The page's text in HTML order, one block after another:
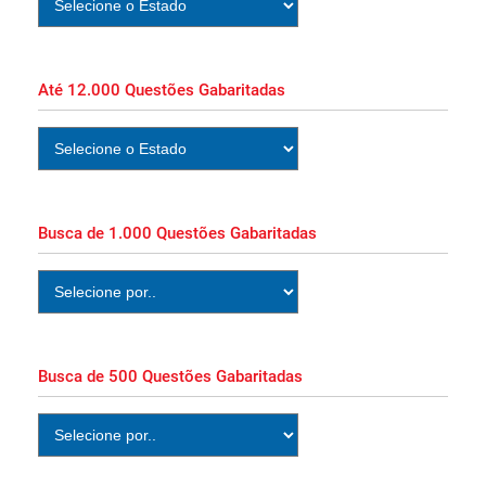
Apostila SEAP MA 2026 Técnico
Apostila SEAP MA 2026 PDF Grátis Curso
Online!
Curso Online!
Apostila PC MA 2026 PDF Grátis Curso
Apostila Concurso Perícia Oficial MA 2026
Impressa e PDF Download!
Até 12.000 Questões Gabaritadas
Busca de 1.000 Questões Gabaritadas
Busca de 500 Questões Gabaritadas